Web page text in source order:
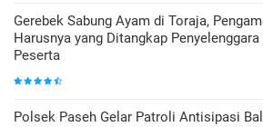
Gerebek Sabung Ayam di Toraja,
Harusnya yang Ditangkap Penyelenggara
Peserta
Polsek Paseh Gelar Patroli Antisipasi